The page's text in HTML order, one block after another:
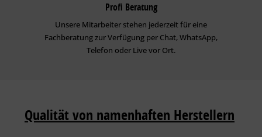
Profi Beratung
Unsere Mitarbeiter stehen jederzeit für eine
Fachberatung zur Verfügung per Chat, WhatsApp,
Telefon oder Live vor Ort.
Qualität von namenhaften Herstellern